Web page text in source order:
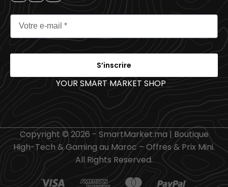
S’inscrire
YOUR SMART MARKET SHOP _
Copyright © 2026 - SmartMarket.ma | Boutique
High-Tech & Gaming au Maroc – Offres & Prix Mini.
All Rights Reserved.